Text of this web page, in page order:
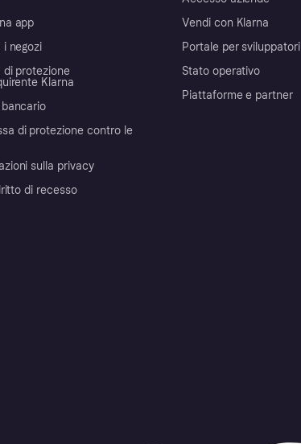
app
i negozi
di protezione
Klarna
di protezione contro le
sulla privacy
di recesso
Vendi con Klarna
Portale per sviluppatori
Stato operativo
Piattaforme e partner